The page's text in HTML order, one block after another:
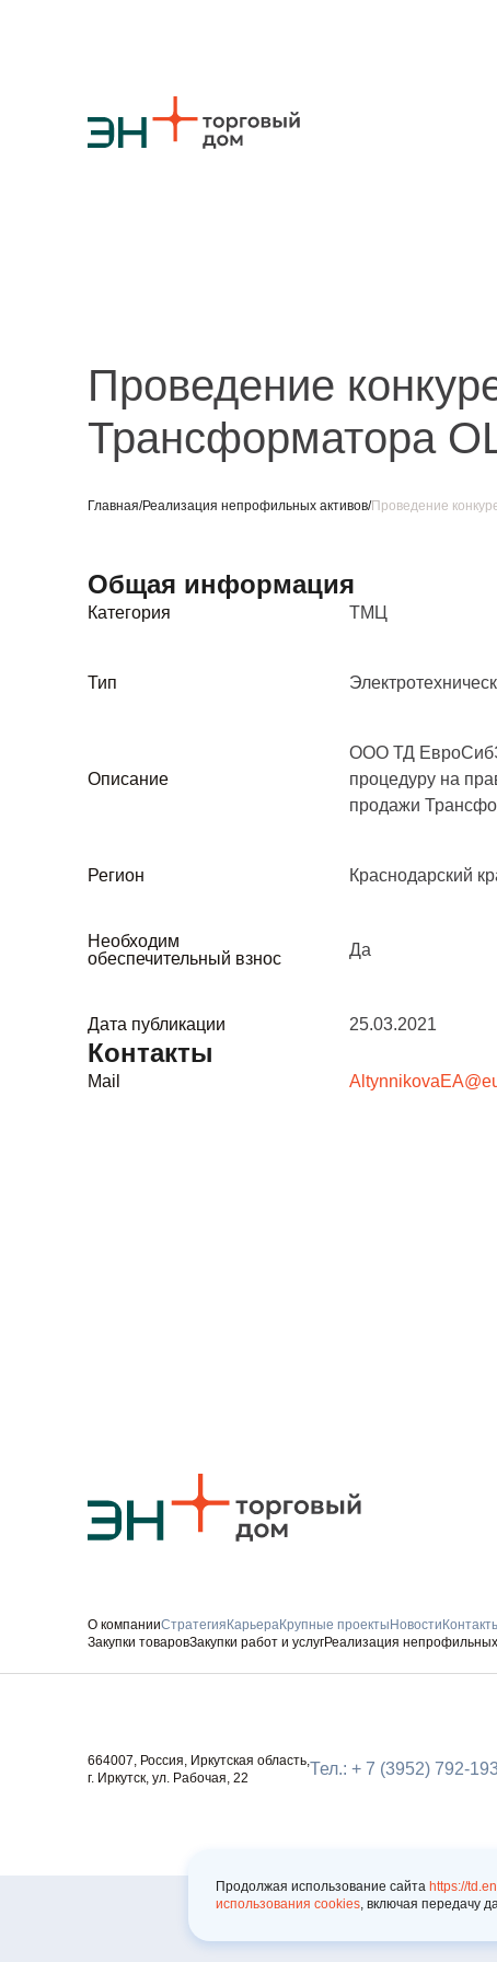
Проведение
Трансформатора
Главная/Реализация непрофильных активов/Проведение
Общая информация
Категория ТМЦ
Тип
Описание
ООО ТД
процедуру на
продажи
Регион Краснодарский
Необходим
обеспечительный взнос
Да
Дата публикации 25.03.2021
Контакты
Mail
О компанииСтратегия КарьераКрупные проекты Новости
Закупки товаровЗакупки работ и услугРеализация
664007, Россия, Иркутская область,
г. Иркутск, ул. Рабочая, 22
Тел.: + 7 (3952) 792-
Продолжая использование сайта https://
использования cookies, включая передачу